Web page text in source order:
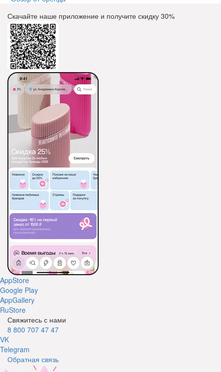
Скачайте наше приложение и получите скидку 30%
AppStore
Google Play
AppGallery
RuStore
Свяжитесь с нами
8 800 707 47 47
VK
Telegram
Обратная связь